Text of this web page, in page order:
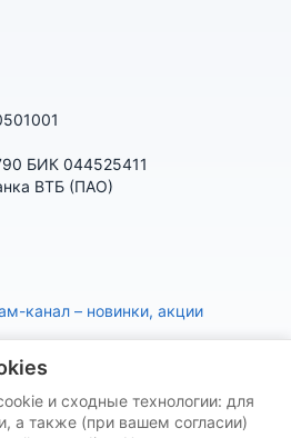
БИК 044525411
ВТБ (ПАО)
канал – новинки, акции
приобрести на маркетплейсах
и сходные технологии: для
а также (при вашем согласии)